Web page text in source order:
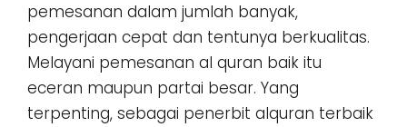
pemesanan dalam jumlah banyak,
pengerjaan cepat dan tentunya berkualitas.
Melayani pemesanan al quran baik itu
eceran maupun partai besar. Yang
terpenting, sebagai penerbit alquran terbaik